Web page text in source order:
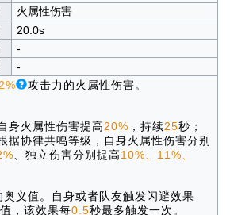
火属性伤害
20.0s
-
-
攻击力的火属性伤害。
身火属性伤害提高20% ，持续25秒；
据协律共鸣等级，自身火属性伤害分别
、独立伤害分别提高10%、11%、
奥义值。自身或者队友触发闪避效果
，该效果每0.5秒最多触发一次。